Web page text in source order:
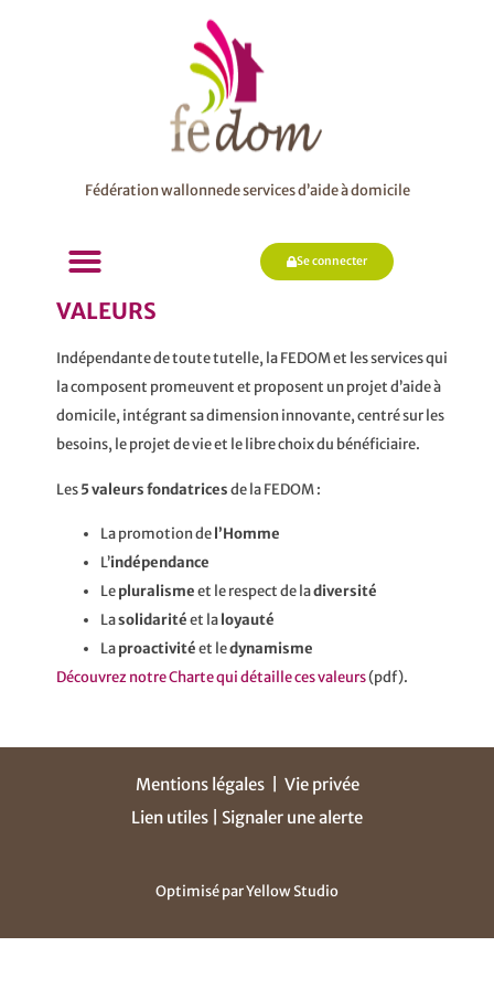
Fédération wallonnede services d’aide à domicile
Se connecter
VALEURS
Indépendante de toute tutelle, la FEDOM et les services qui
la composent promeuvent et proposent un projet d’aide à
domicile, intégrant sa dimension innovante, centré sur les
besoins, le projet de vie et le libre choix du bénéficiaire.
Les5 valeurs fondatricesde la FEDOM :
La promotion del’Homme
L’indépendance
Lepluralismeet le respect de ladiversité
Lasolidaritéet laloyauté
Laproactivitéet ledynamisme
Découvrez notre Charte qui détaille ces valeurs(pdf).
Mentions légales| Vie privée
Lien utiles | Signaler une alerte
Optimisé parYellow Studio